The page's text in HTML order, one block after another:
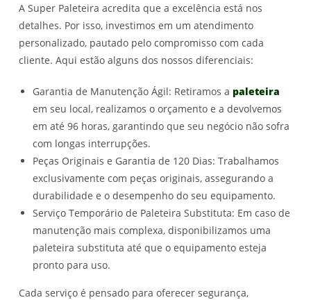
A Super Paleteira acredita que a excelência está nos
detalhes. Por isso, investimos em um atendimento
personalizado, pautado pelo compromisso com cada
cliente. Aqui estão alguns dos nossos diferenciais:
Garantia de Manutenção Ágil: Retiramos a paleteira
em seu local, realizamos o orçamento e a devolvemos
em até 96 horas, garantindo que seu negócio não sofra
com longas interrupções.
Peças Originais e Garantia de 120 Dias: Trabalhamos
exclusivamente com peças originais, assegurando a
durabilidade e o desempenho do seu equipamento.
Serviço Temporário de Paleteira Substituta: Em caso de
manutenção mais complexa, disponibilizamos uma
paleteira substituta até que o equipamento esteja
pronto para uso.
Cada serviço é pensado para oferecer segurança,